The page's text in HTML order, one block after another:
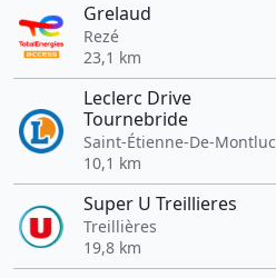
Grelaud
Rezé
23,1 km
Leclerc Drive
Tournebride
Saint-Étienne-De-Montluc
10,1 km
Super U Treillieres
Treillières
19,8 km